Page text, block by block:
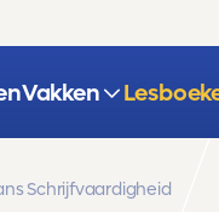
Vakken
Schrijfvaardigheid